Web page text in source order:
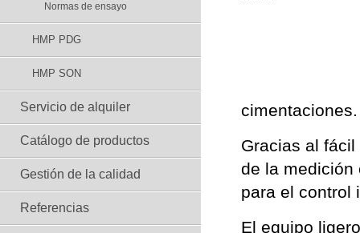
Normas de ensayo
HMP PDG
HMP SON
Servicio de alquiler
Catálogo de productos
Gestión de la calidad
Referencias
cimentaciones.
Gracias al
de la medición
para el control
El equipo